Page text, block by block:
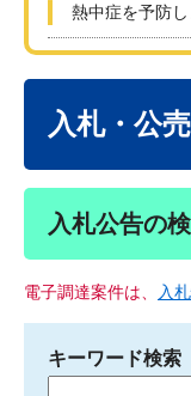
熱中症を予防し
入札・公売
入札公告の
電子調達案件は、 入
キーワード検索